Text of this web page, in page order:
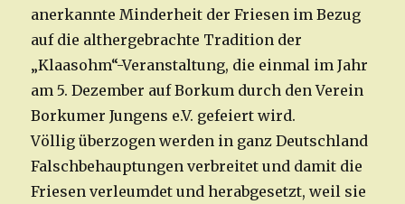
anerkannte Minderheit der Friesen im Bezug
auf die althergebrachte Tradition der
„Klaasohm“-Veranstaltung, die einmal im Jahr
am 5. Dezember auf Borkum durch den Verein
Borkumer Jungens e.V. gefeiert wird.
Völlig überzogen werden in ganz Deutschland
Falschbehauptungen verbreitet und damit die
Friesen verleumdet und herabgesetzt, weil sie